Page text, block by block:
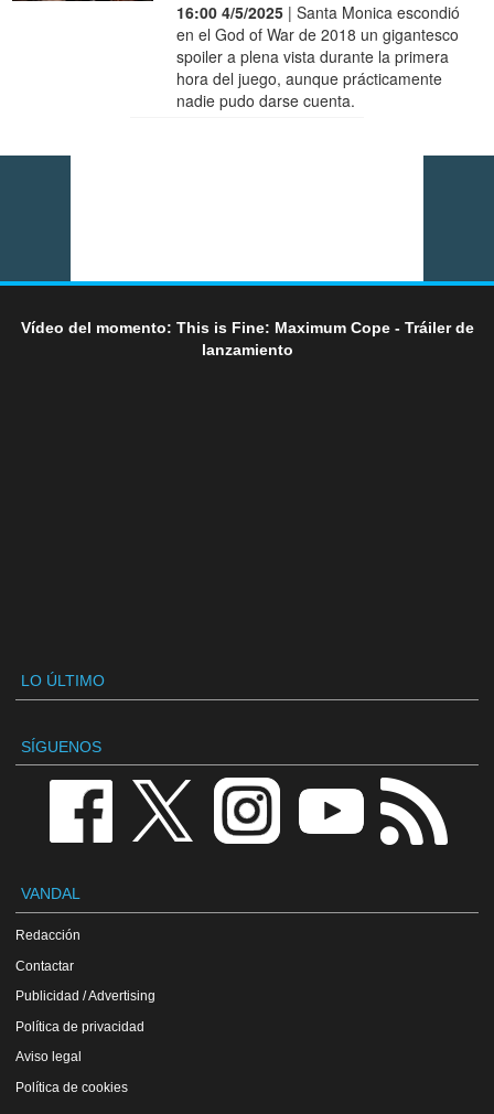
16:00 4/5/2025 | Santa Monica escondió
en el God of War de 2018 un gigantesco
spoiler a plena vista durante la primera
hora del juego, aunque prácticamente
nadie pudo darse cuenta.
Vídeo del momento: This is Fine: Maximum Cope - Tráiler de
lanzamiento
LO ÚLTIMO
SÍGUENOS
VANDAL
Redacción
Contactar
Publicidad / Advertising
Política de privacidad
Aviso legal
Política de cookies